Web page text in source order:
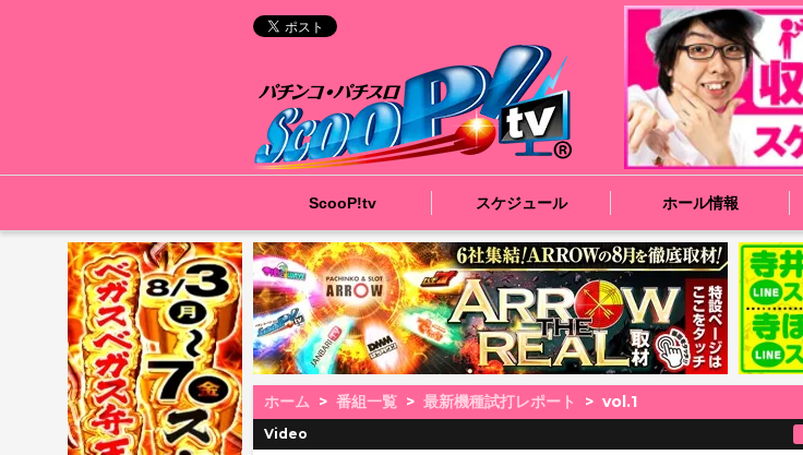
ScooP!tv スケジュール ホール情報
ホーム 番組一覧 最新機種試打レポート vol.1
Video